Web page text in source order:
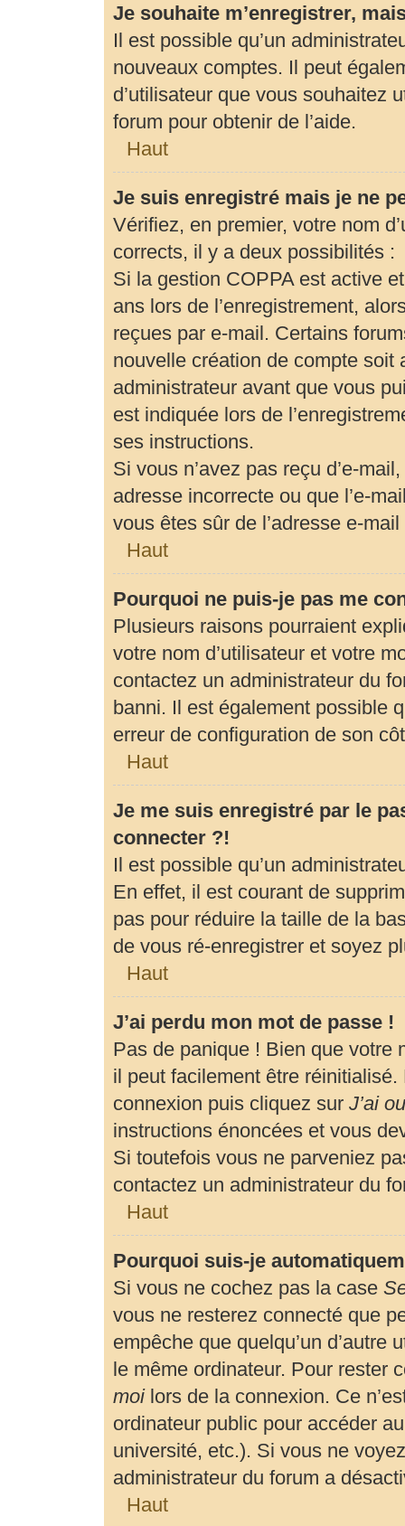
Je souhaite m’enregistrer,
Il est possible qu’un
nouveaux comptes. Il peut
d’utilisateur que vous souhaitez
forum pour obtenir de l’aide.
Haut
Je suis enregistré mais je ne
Vérifiez, en premier, votre nom
corrects, il y a deux possibilités :
Si la gestion COPPA est active
ans lors de l’enregistrement,
reçues par e-mail. Certains
nouvelle création de compte soit
administrateur avant que vous
est indiquée lors de
ses instructions.
Si vous n’avez pas reçu d’e-
adresse incorrecte ou que l’e-
vous êtes sûr de l’adresse e-
Haut
Pourquoi ne puis-je pas me
Plusieurs raisons pourraient
votre nom d’utilisateur et votre
contactez un administrateur du
banni. Il est également possible
erreur de configuration de son
Haut
Je me suis enregistré par le
connecter ?!
Il est possible qu’un
En effet, il est courant de
pas pour réduire la taille de la
de vous ré-enregistrer et soyez
Haut
J’ai perdu mon mot de passe !
Pas de panique ! Bien que votre
il peut facilement être
connexion puis cliquez sur J’ai
instructions énoncées et vous
Si toutefois vous ne parveniez
contactez un administrateur du
Haut
Pourquoi suis-je
Si vous ne cochez pas la case
vous ne resterez connecté que
empêche que quelqu’un
le même ordinateur. Pour rester
moilors de la connexion. Ce
ordinateur public pour accéder
université, etc.). Si vous ne
administrateur du forum a
Haut